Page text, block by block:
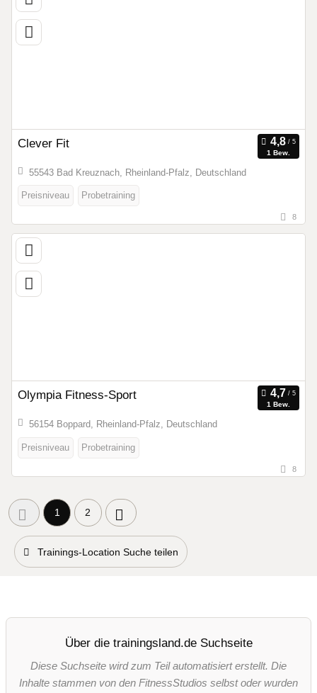
Clever Fit
1 Bew.
55543 Bad Kreuznach, Rheinland-Pfalz, Deutschland
Preisniveau Probetraining
8
Olympia Fitness-Sport
1 Bew.
56154 Boppard, Rheinland-Pfalz, Deutschland
Preisniveau Probetraining
8
1 2
Trainings-Location Suche teilen
Über die trainingsland.de Suchseite
Diese Suchseite wird zum Teil automatisiert erstellt. Die
Inhalte stammen von den FitnessStudios selbst oder wurden